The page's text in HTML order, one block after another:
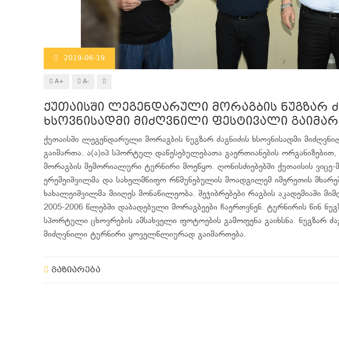
2019-06-19
A+ A-
ქუთაისში ლეგენდარული მორაგბის ნუგზარ
ხსოვნისადმი მიძღვნილი ფესტივალი
ქუთაისში ლეგენდარული მორაგბის ნუგზარ ძაგნიძის ხსოვნისადმი
გაიმართა. ა(ა)იპ სპორტულ დაწესებულებათა გაერთიანების
მორაგბის მემორიალური ტურნირი მოეწყო. ღონისძიებებში ქუთაისის ვიცე-
ერემეიშვილმა და სახელმწიფო რწმუნებულის მოადგილემ იმერეთის
ხახალეიშვილმა მიიღეს მონაწილეობა. შეჯიბრებები რაგბის აკადემიაში
2005-2006 წლებში დაბადებული მორაგბეები ჩაერთვნენ. ტურნირის წინ
სპორტული ცხოვრების ამსახველი ფოტოების გამოფენა გაიხსნა. ნუგზარ
მიძღვნილი ტურნირი ყოველწლიურად გაიმართება.
გაზიარება